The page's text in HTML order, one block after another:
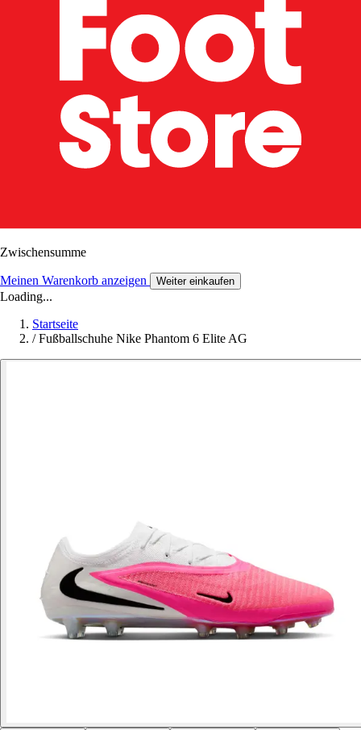
Zwischensumme
Meinen Warenkorb anzeigen Weiter einkaufen
Loading...
Startseite
/ Fußballschuhe Nike Phantom 6 Elite AG